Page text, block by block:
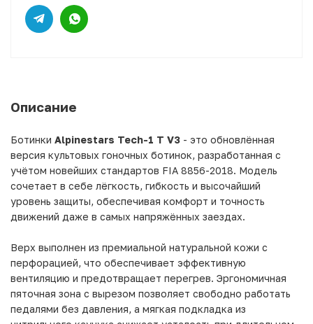
Описание
Ботинки Alpinestars Tech-1 T V3 - это обновлённая
версия культовых гоночных ботинок, разработанная с
учётом новейших стандартов FIA 8856-2018. Модель
сочетает в себе лёгкость, гибкость и высочайший
уровень защиты, обеспечивая комфорт и точность
движений даже в самых напряжённых заездах.
Верх выполнен из премиальной натуральной кожи с
перфорацией, что обеспечивает эффективную
вентиляцию и предотвращает перегрев. Эргономичная
пяточная зона с вырезом позволяет свободно работать
педалями без давления, а мягкая подкладка из